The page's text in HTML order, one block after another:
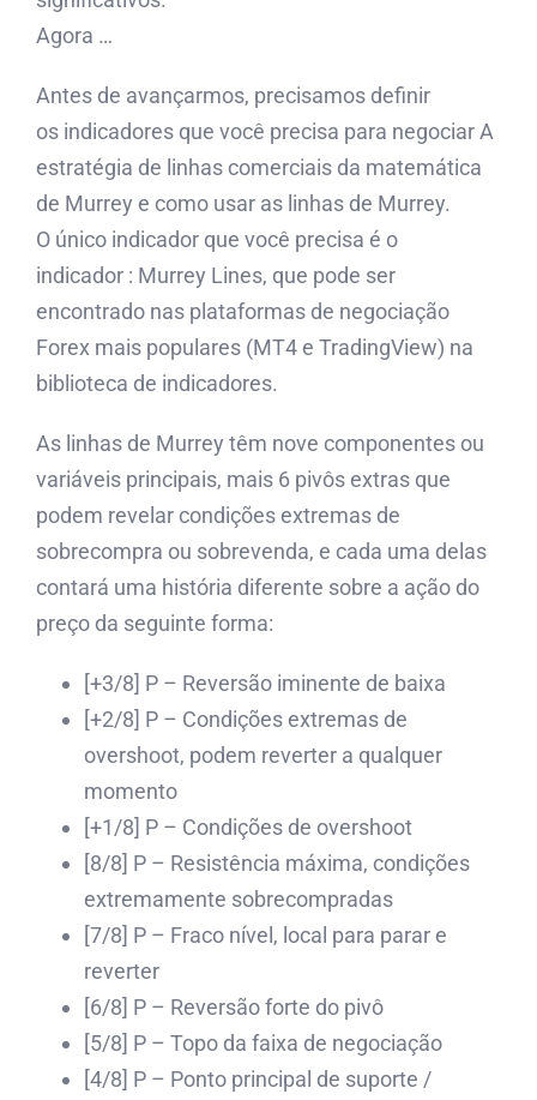
Agora …
Antes de avançarmos, precisamos definir
os indicadores que você precisa para negociar A
estratégia de linhas comerciais da matemática
de Murrey e como usar as linhas de Murrey.
O único indicador que você precisa é o
indicador : Murrey Lines, que pode ser
encontrado nas plataformas de negociação
Forex mais populares (MT4 e TradingView) na
biblioteca de indicadores.
As linhas de Murrey têm nove componentes ou
variáveis ​​principais, mais 6 pivôs extras que
podem revelar condições extremas de
sobrecompra ou sobrevenda, e cada uma delas
contará uma história diferente sobre a ação do
preço da seguinte forma:
[+3/8] P – Reversão iminente de baixa
[+2/8] P – Condições extremas de
overshoot, podem reverter a qualquer
momento
[+1/8] P – Condições de overshoot
[8/8] P – Resistência máxima, condições
extremamente sobrecompradas
[7/8] P – Fraco nível, local para parar e
reverter
[6/8] P – Reversão forte do pivô
[5/8] P – Topo da faixa de negociação
[4/8] P – Ponto principal de suporte /